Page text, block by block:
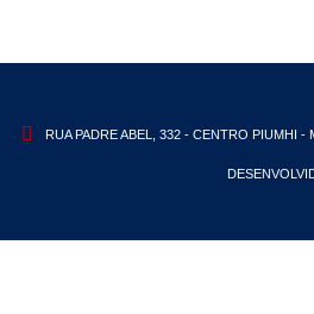
RUA PADRE ABEL, 332 - CENTRO PIUMHI -